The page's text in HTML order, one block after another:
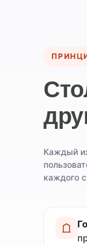
Каждый
каждого